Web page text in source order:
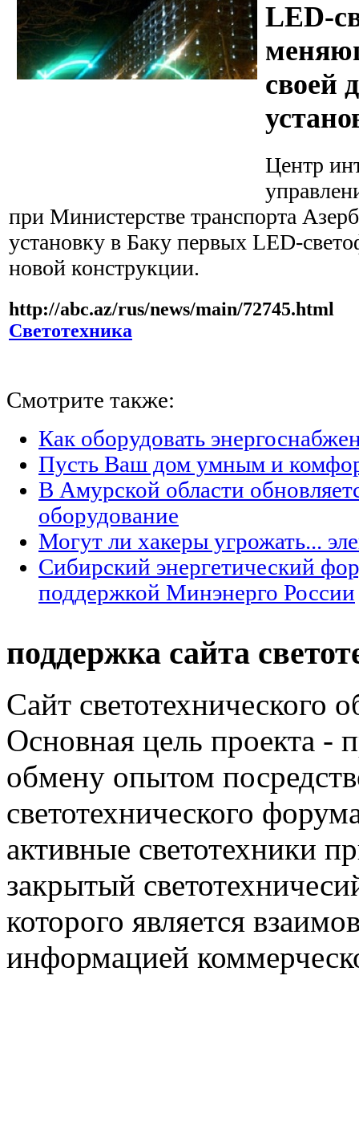
LED-
своей
Центр
при Министерстве транспорта
установку в Баку первых LED-
новой конструкции.
http://abc.az/rus/news/main/72745.html
Светотехника
Смотрите также:
Как оборудовать
Пусть Ваш дом умным и
В Амурской области
оборудование
Могут ли хакеры угрожать...
Сибирский энергетический
поддержкой Минэнерго России
поддержка сайта
Сайт светотехнического
Основная цель проекта -
обмену опытом
светотехнического
активные светотехники
закрытый
которого является
информацией